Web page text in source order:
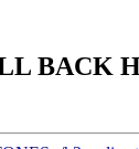
BACK